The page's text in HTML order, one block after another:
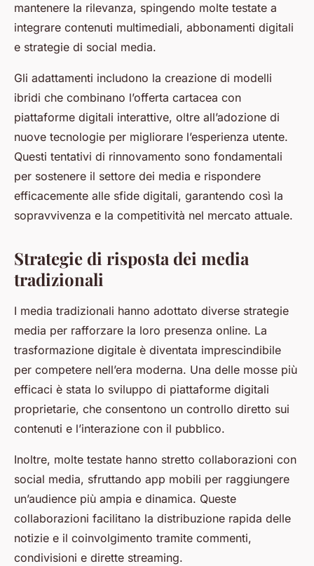
mantenere la rilevanza, spingendo molte testate a
integrare contenuti multimediali, abbonamenti digitali
e strategie di social media.
Gli adattamenti includono la creazione di modelli
ibridi che combinano l’offerta cartacea con
piattaforme digitali interattive, oltre all’adozione di
nuove tecnologie per migliorare l’esperienza utente.
Questi tentativi di rinnovamento sono fondamentali
per sostenere il settore dei media e rispondere
efficacemente alle sfide digitali, garantendo così la
sopravvivenza e la competitività nel mercato attuale.
Strategie di risposta dei media
tradizionali
I media tradizionali hanno adottato diverse strategie
media per rafforzare la loro presenza online. La
trasformazione digitale è diventata imprescindibile
per competere nell’era moderna. Una delle mosse più
efficaci è stata lo sviluppo di piattaforme digitali
proprietarie, che consentono un controllo diretto sui
contenuti e l’interazione con il pubblico.
Inoltre, molte testate hanno stretto collaborazioni con
social media, sfruttando app mobili per raggiungere
un’audience più ampia e dinamica. Queste
collaborazioni facilitano la distribuzione rapida delle
notizie e il coinvolgimento tramite commenti,
condivisioni e dirette streaming.